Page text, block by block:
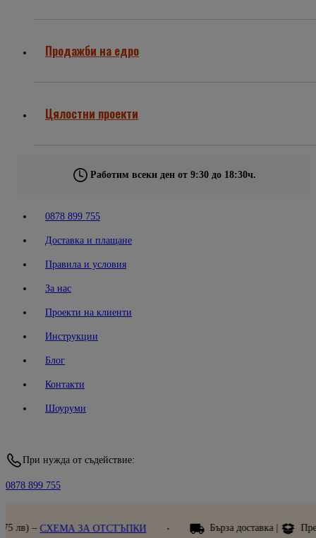
Продажби на едро
Цялостни проекти
Работим всеки ден от 9:30 до 18:30ч.
0878 899 755
Доставка и плащане
Правила и условия
За нас
Проекти на клиенти
Инструкции
Блог
Контакти
Шоуруми
При нужда от съдействие:
0878 899 755
Бърза доставка | Преглед при получаване